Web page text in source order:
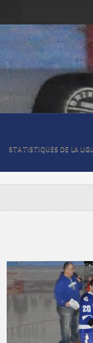
STATISTIQUES DE LA